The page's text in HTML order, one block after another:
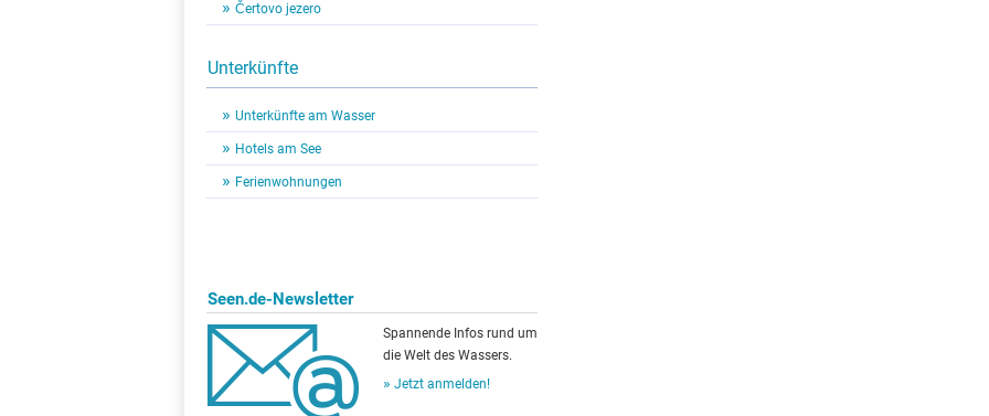
Čertovo jezero
Unterkünfte
Unterkünfte am Wasser
Hotels am See
Ferienwohnungen
Seen.de-Newsletter
Spannende Infos rund um
die Welt des Wassers.
Jetzt anmelden!